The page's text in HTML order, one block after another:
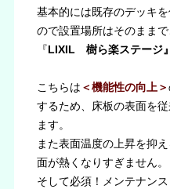
基本的には既存のデッキ
ので設置場所はそのまま
『LIXIL 樹ら楽ステージ』
こちらは ＜機能性の向上＞
するため、床板の表面を
ます。
また表面温度の上昇を抑
面が熱くなりすぎません。
そして必須！メンテナンス